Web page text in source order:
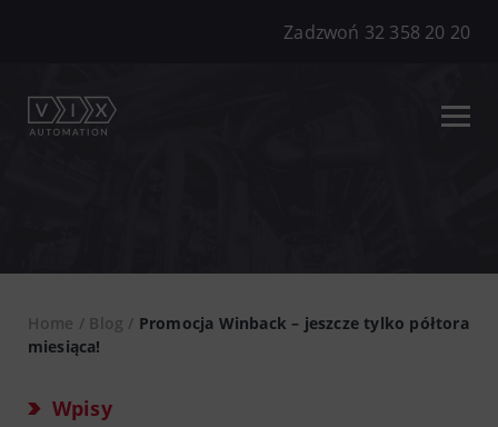
Zadzwoń 32 358 20 20
Home / Blog / Promocja Winback – jeszcze tylko półtora
miesiąca!
Wpisy